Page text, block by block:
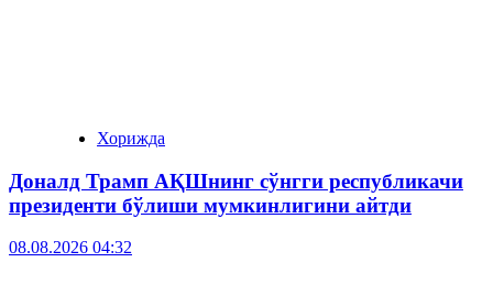
Хорижда
Доналд Трамп АҚШнинг сўнгги республикачи
президенти бўлиши мумкинлигини айтди
08.08.2026 04:32